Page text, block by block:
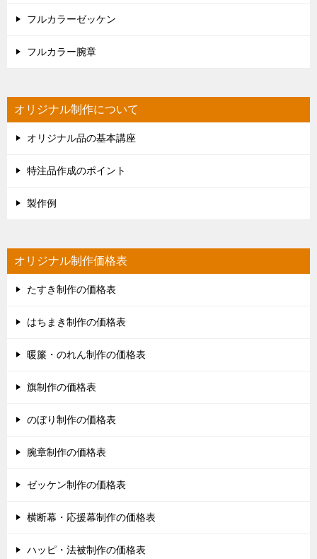
フルカラーゼッケン
フルカラー腕章
オリジナル制作について
オリジナル品の基本講座
特注品作成のポイント
製作例
オリジナル制作価格表
たすき制作の価格表
はちまき制作の価格表
暖簾・のれん制作の価格表
旗制作の価格表
のぼり制作の価格表
腕章制作の価格表
ゼッケン制作の価格表
横断幕・応援幕制作の価格表
ハッピ・法被制作の価格表